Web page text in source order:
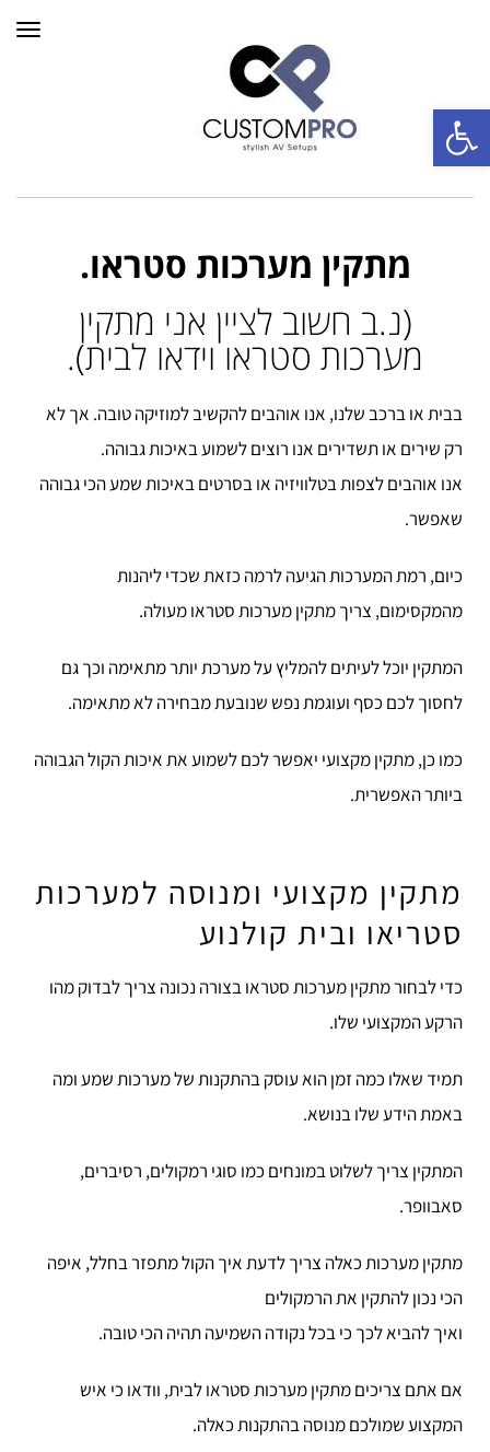
מתקין מערכות סטראו.
(נ.ב חשוב לציין אני מתקין
מערכות סטראו וידאו לבית).
בבית או ברכב שלנו, אנו אוהבים להקשיב למוזיקה טובה. אך לא
רק שירים או תשדירים אנו רוצים לשמוע באיכות גבוהה.
אנו אוהבים לצפות בטלוויזיה או בסרטים באיכות שמע הכי גבוהה
שאפשר.
כיום, רמת המערכות הגיעה לרמה כזאת שכדי ליהנות
מהמקסימום, צריך מתקין מערכות סטראו מעולה.
המתקין יוכל לעיתים להמליץ על מערכת יותר מתאימה וכך גם
לחסוך לכם כסף ועוגמת נפש שנובעת מבחירה לא מתאימה.
כמו כן, מתקין מקצועי יאפשר לכם לשמוע את איכות הקול הגבוהה
ביותר האפשרית.
מתקין מקצועי ומנוסה למערכות
סטריאו ובית קולנוע
כדי לבחור מתקין מערכות סטראו בצורה נכונה צריך לבדוק מהו
הרקע המקצועי שלו.
תמיד שאלו כמה זמן הוא עוסק בהתקנות של מערכות שמע ומה
באמת הידע שלו בנושא.
המתקין צריך לשלוט במונחים כמו סוגי רמקולים, רסיברים,
סאבוופר.
מתקין מערכות כאלה צריך לדעת איך הקול מתפזר בחלל, איפה
הכי נכון להתקין את הרמקולים
ואיך להביא לכך כי בכל נקודה השמיעה תהיה הכי טובה.
אם אתם צריכים מתקין מערכות סטראו לבית, וודאו כי איש
המקצוע שמולכם מנוסה בהתקנות כאלה.
פתח סרגל נגישות